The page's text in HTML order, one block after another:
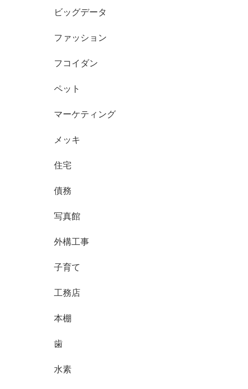
ビッグデータ
ファッション
フコイダン
ペット
マーケティング
メッキ
住宅
債務
写真館
外構工事
子育て
工務店
本棚
歯
水素